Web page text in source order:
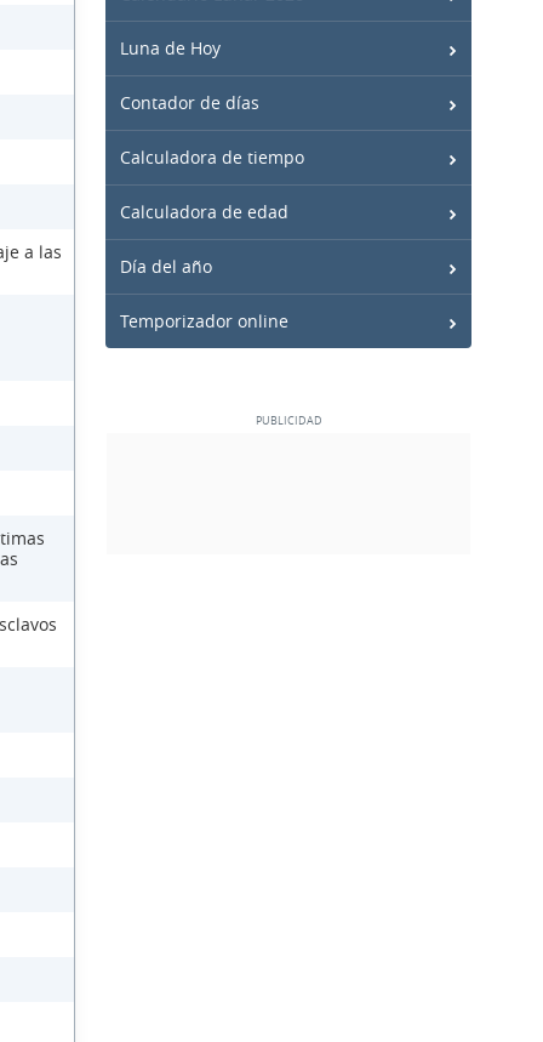
a las
Luna de Hoy
Contador de días
Calculadora de tiempo
Calculadora de edad
Día del año
Temporizador online